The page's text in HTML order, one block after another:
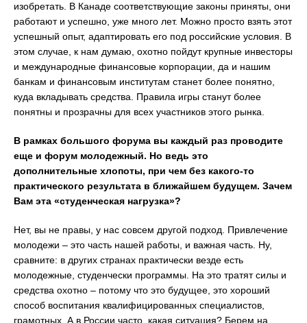
изобретать. В Канаде соответствующие законы приняты, они
работают и успешно, уже много лет. Можно просто взять этот
успешный опыт, адаптировать его под российские условия. В
этом случае, к нам думаю, охотно пойдут крупные инвесторы
и международные финансовые корпорации, да и нашим
банкам и финансовым институтам станет более понятно,
куда вкладывать средства. Правила игры станут более
понятны и прозрачны для всех участников этого рынка.
В рамках большого форума вы каждый раз проводите
еще и форум молодежный. Но ведь это
дополнительные хлопоты, при чем без какого-то
практического результата в ближайшем будущем. Зачем
Вам эта «студенческая нагрузка»?
Нет, вы не правы, у нас совсем другой подход. Привлечение
молодежи – это часть нашей работы, и важная часть. Ну,
сравните: в других странах практически везде есть
молодежные, студенчески программы. На это тратят силы и
средства охотно – потому что это будущее, это хороший
способ воспитания квалифицированных специалистов,
грамотных. А в России часто, какая ситуация? Берем на